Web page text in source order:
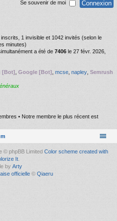
Se souvenir de moi
1 invisible et 1042 invités (selon le
minutes)
a été de 7406 le 27 févr. 2026,
[Bot] Google [Bot] mcse napley Semrush
• Notre membre le plus récent est
© phpBB Limited Color scheme created with
It.
by Arty
officielle © Qiaeru